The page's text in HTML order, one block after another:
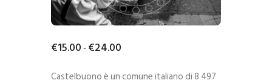
€15.00- €24.00
Castelbuono è un comune italiano di 8 497